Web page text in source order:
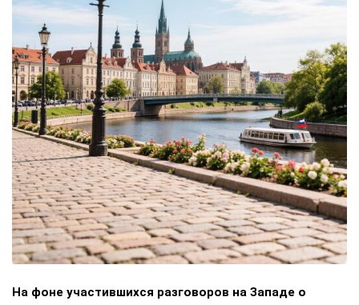
На фоне участившихся разговоров на Западе о